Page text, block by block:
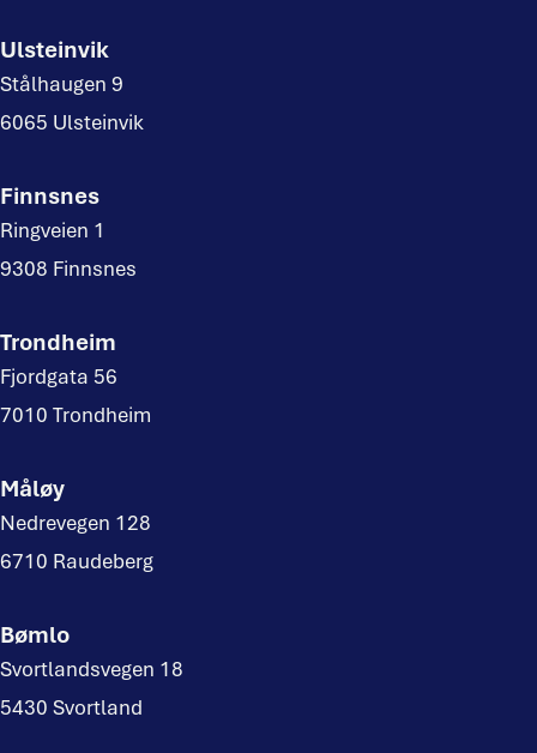
Ulsteinvik
Stålhaugen 9
6065 Ulsteinvik
Finnsnes
Ringveien 1
9308 Finnsnes
Trondheim
Fjordgata 56
7010 Trondheim
Måløy
Nedrevegen 128
6710 Raudeberg
Bømlo
Svortlandsvegen 18
5430 Svortland